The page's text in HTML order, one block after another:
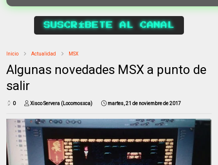
SUSCRÍBETE AL CANAL
Inicio Actualidad MSX
Algunas novedades MSX a punto de
salir
0 Xisco Servera (Locomosxca) martes, 21 de noviembre de 2017